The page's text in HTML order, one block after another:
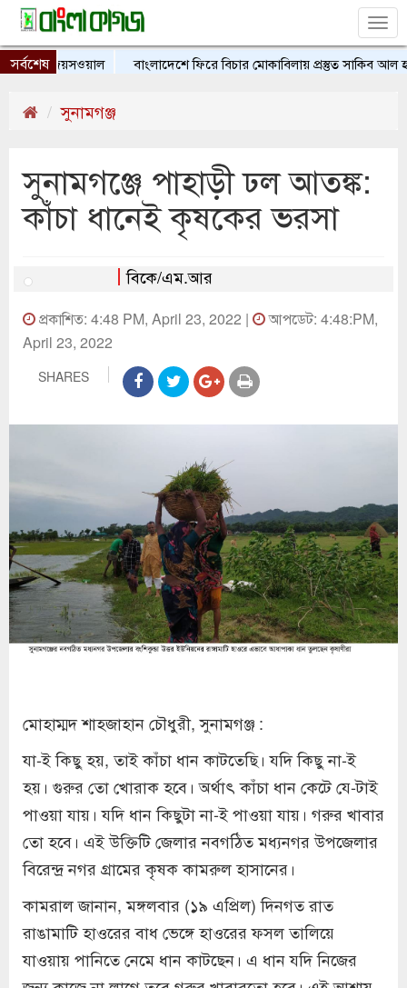
সর্বশেষ
জয়সওয়াল বাংলাদেশে ফিরে বিচার মোকাবিলায় প্রস্তুত সাকিব আল হাসান,
সুনামগঞ্জ
সুনামগঞ্জে পাহাড়ী ঢল আতঙ্ক:
কাঁচা ধানেই কৃষকের ভরসা
বিকে/এম.আর
প্রকাশিত: 4:48 PM, April 23, 2022 |
আপডেট: 4:48:PM,
April 23, 2022
SHARES
মোহাম্মদ শাহজাহান চৌধুরী, সুনামগঞ্জ :
যা-ই কিছু হয়, তাই কাঁচা ধান কাটতেছি। যদি কিছু না-ই
হয়। গুরুর তো খোরাক হবে। অর্থাৎ কাঁচা ধান কেটে যে-টাই
পাওয়া যায়। যদি ধান কিছুটা না-ই পাওয়া যায়। গরুর খাবার
তো হবে। এই উক্তিটি জেলার নবগঠিত মধ্যনগর উপজেলার
বিরেন্দ্র নগর গ্রামের কৃষক কামরুল হাসানের।
কামরাল জানান, মঙ্গলবার (১৯ এপ্রিল) দিনগত রাত
রাঙামাটি হাওরের বাধ ভেঙ্গে হাওরের ফসল তালিয়ে
যাওয়ায় পানিতে নেমে ধান কাটছেন। এ ধান যদি নিজের